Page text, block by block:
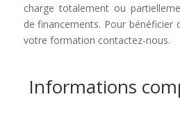
charge totalement ou
de financements. Pour bénéficier
votre formation contactez-nous.
Informations